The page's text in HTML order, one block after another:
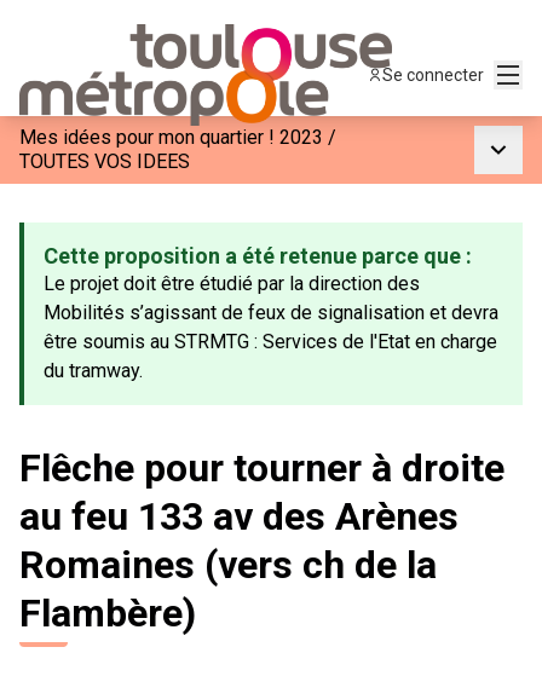
Se connecter
Mes idées pour mon quartier ! 2023 /
TOUTES VOS IDEES
Cette proposition a été retenue parce que :
Le projet doit être étudié par la direction des
Mobilités s’agissant de feux de signalisation et devra
être soumis au STRMTG : Services de l'Etat en charge
du tramway.
Flêche pour tourner à droite
au feu 133 av des Arènes
Romaines (vers ch de la
Flambère)